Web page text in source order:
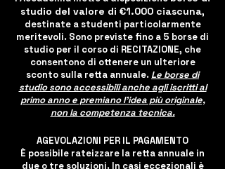
studio del valore di €1.000 ciascuna,
destinate a studenti particolarmente
meritevoli. Sono previste fino a 5 borse di
studio per il corso di RECITAZIONE, che
consentono di ottenere un ulteriore
sconto sulla retta annuale. Le borse di
studio sono accessibili anche agli iscritti al
primo anno e premiano l’idea più originale,
non la competenza tecnica.
AGEVOLAZIONI PER IL PAGAMENTO
È possibile rateizzare la retta annuale in
due o tre soluzioni. In casi eccezionali è